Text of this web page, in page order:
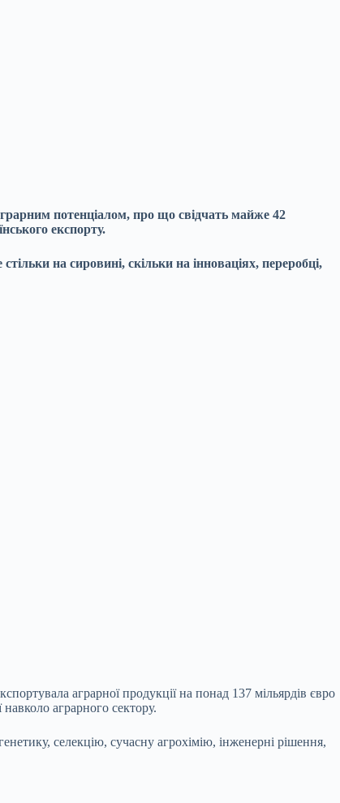
потенціалом, про що свідчать майже 42
експорту.
на сировині, скільки на інноваціях, переробці,
аграрної продукції на понад 137 мільярдів євро
аграрного сектору.
селекцію, сучасну агрохімію, інженерні рішення,